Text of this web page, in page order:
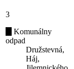
3
Komunálny
odpad
Družstevná,
Háj,